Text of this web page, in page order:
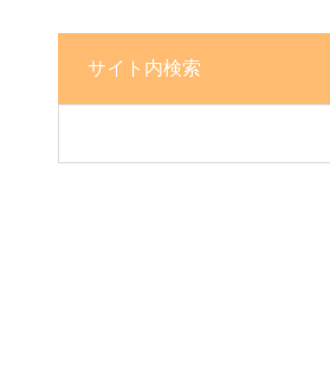
サイト内検索